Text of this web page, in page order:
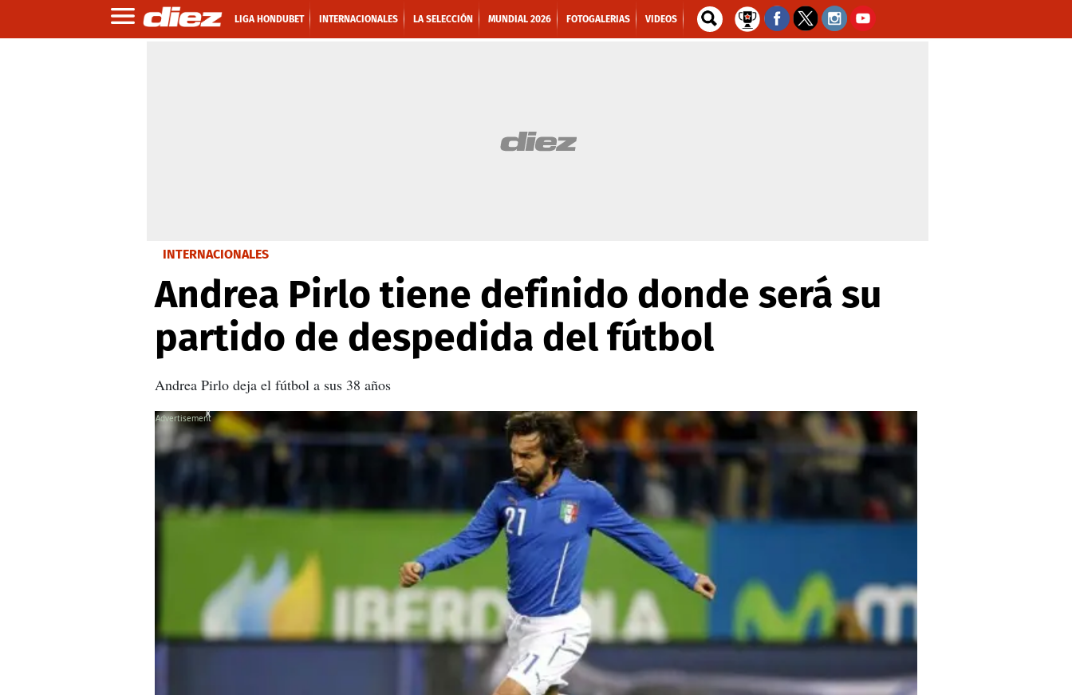
LIGA HONDUBET INTERNACIONALES LA SELECCIÓN MUNDIAL 2026 FOTOGALERIAS VIDEOS
INTERNACIONALES
Andrea Pirlo tiene definido donde será su
partido de despedida del fútbol
Andrea Pirlo deja el fútbol a sus 38 años
X